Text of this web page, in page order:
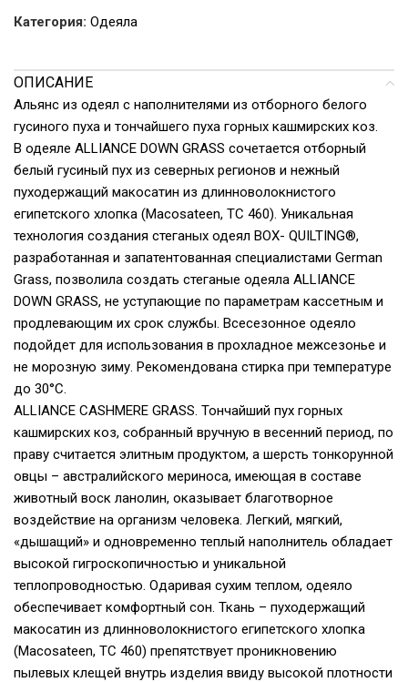
Категория: Одеяла
ОПИСАНИЕ
Альянс из одеял с наполнителями из отборного белого
гусиного пуха и тончайшего пуха горных кашмирских коз.
В одеяле ALLIANCE DOWN GRASS сочетается отборный
белый гусиный пух из северных регионов и нежный
пуходержащий макосатин из длинноволокнистого
египетского хлопка (Macosateen, TC 460). Уникальная
технология создания стеганых одеял BOX- QUILTING®,
разработанная и запатентованная специалистами German
Grass, позволила создать стеганые одеяла ALLIANCE
DOWN GRASS, не уступающие по параметрам кассетным и
продлевающим их срок службы. Всесезонное одеяло
подойдет для использования в прохладное межсезонье и
не морозную зиму. Рекомендована стирка при температуре
до 30°С.
ALLIANCE CASHMERE GRASS. Тончайший пух горных
кашмирских коз, собранный вручную в весенний период, по
праву считается элитным продуктом, а шерсть тонкорунной
овцы – австралийского мериноса, имеющая в составе
животный воск ланолин, оказывает благотворное
воздействие на организм человека. Легкий, мягкий,
«дышащий» и одновременно теплый наполнитель обладает
высокой гигроскопичностью и уникальной
теплопроводностью. Одаривая сухим теплом, одеяло
обеспечивает комфортный сон. Ткань – пуходержащий
макосатин из длинноволокнистого египетского хлопка
(Macosateen, TC 460) препятствует проникновению
пылевых клещей внутрь изделия ввиду высокой плотности